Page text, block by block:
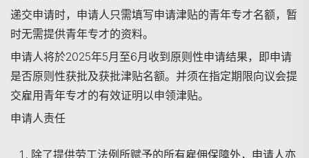
递交申请时，申请人只需填写申请津贴的青年专才名额，暂
时无需提供青年专才的资料。
申请人将於2025年5月至6月收到原则性申请结果，即申请
是否原则性获批及获批津贴名额。并须在指定期限向议会提
交雇用青年专才的有效证明以申领津贴。
申请人责任
除了提供劳工法例所赋予的所有雇佣保障外，申请人亦